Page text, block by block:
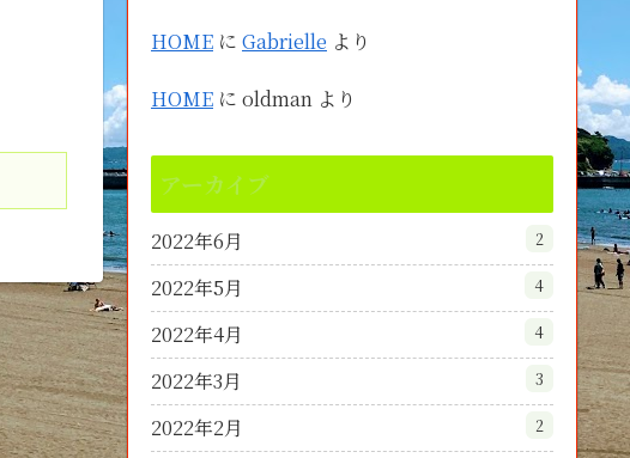
HOME に Gabrielle より
HOME に oldman より
アーカイブ
2022年6月 2
2022年5月 4
2022年4月 4
2022年3月 3
2022年2月 2